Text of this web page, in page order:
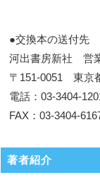
●交換本の送付先
河出書房新社 営
〒151-0051 東京
電話：03-3404-
FAX：03-3404-
著者紹介